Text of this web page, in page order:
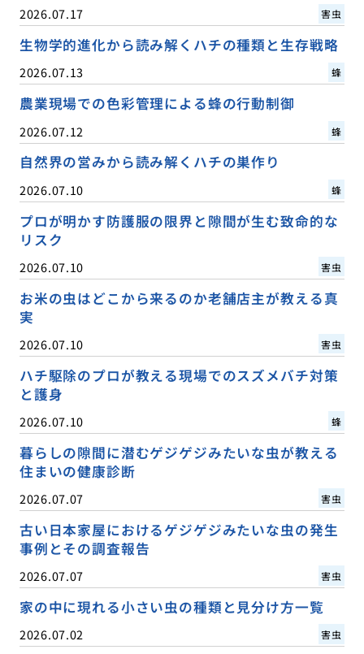
2026.07.17 害虫
生物学的進化から読み解くハチの種類と生存戦略
2026.07.13 蜂
農業現場での色彩管理による蜂の行動制御
2026.07.12 蜂
自然界の営みから読み解くハチの巣作り
2026.07.10 蜂
プロが明かす防護服の限界と隙間が生む致命的な
リスク
2026.07.10 害虫
お米の虫はどこから来るのか老舗店主が教える真
実
2026.07.10 害虫
ハチ駆除のプロが教える現場でのスズメバチ対策
と護身
2026.07.10 蜂
暮らしの隙間に潜むゲジゲジみたいな虫が教える
住まいの健康診断
2026.07.07 害虫
古い日本家屋におけるゲジゲジみたいな虫の発生
事例とその調査報告
2026.07.07 害虫
家の中に現れる小さい虫の種類と見分け方一覧
2026.07.02 害虫